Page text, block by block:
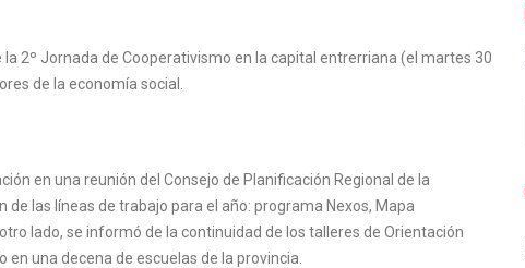
2º Jornada de Cooperativismo en la capital entrerriana (el martes 30
de la economía social.
en una reunión del Consejo de Planificación Regional de la
de las líneas de trabajo para el año: programa Nexos, Mapa
lado, se informó de la continuidad de los talleres de Orientación
una decena de escuelas de la provincia.